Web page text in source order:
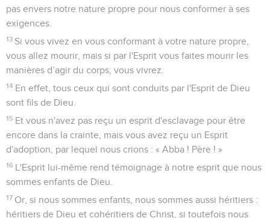
pas envers notre nature propre pour nous conformer à ses
exigences.
13 Si vous vivez en vous conformant à votre nature propre,
vous allez mourir, mais si par l'Esprit vous faites mourir les
manières d’agir du corps, vous vivrez.
14 En effet, tous ceux qui sont conduits par l'Esprit de Dieu
sont fils de Dieu.
15 Et vous n'avez pas reçu un esprit d'esclavage pour être
encore dans la crainte, mais vous avez reçu un Esprit
d'adoption, par lequel nous crions : « Abba ! Père ! »
16 L'Esprit lui-même rend témoignage à notre esprit que nous
sommes enfants de Dieu.
17 Or, si nous sommes enfants, nous sommes aussi héritiers :
héritiers de Dieu et cohéritiers de Christ, si toutefois nous